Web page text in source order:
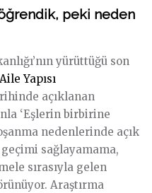
peki neden
yürüttüğü son
Yapısı
açıklanan
‘Eşlerin birbirine
nedenlerinde açık
sağlayamama,
sırasıyla gelen
Araştırma